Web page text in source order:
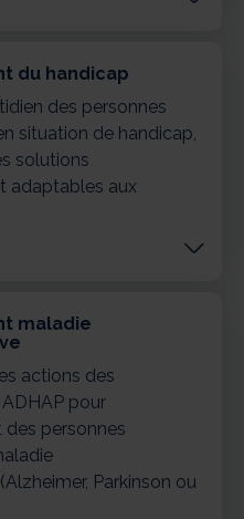
du handicap
des personnes
situation de handicap,
solutions
adaptables aux
maladie
actions des
pour
personnes
Parkinson ou